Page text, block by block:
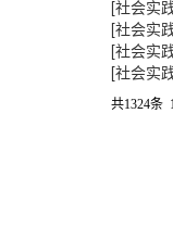
[社会实
[社会实
[社会实
[社会实
共1324条